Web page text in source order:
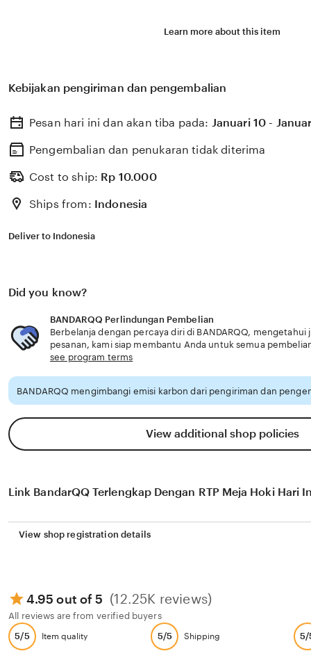
Learn more about this item
Kebijakan pengiriman dan pengembalian
Pesan hari ini dan akan tiba pada: Januari 10 -
Pengembalian dan penukaran tidak diterima
Cost to ship: Rp 10.000
Ships from: Indonesia
Deliver to Indonesia
Did you know?
BANDARQQ Perlindungan Pembelian
Berbelanja dengan percaya diri di BANDARQQ, mengetahui
pesanan, kami siap membantu Anda untuk semua
see program terms
BANDARQQ mengimbangi emisi karbon dari pengiriman dan
View additional shop policies
Link BandarQQ Terlengkap Dengan RTP Meja Hoki Hari
View shop registration details
4.95 out of 5 (12.25K reviews)
All reviews are from verified buyers
5/5
Item quality 5/5 Shipping 5/